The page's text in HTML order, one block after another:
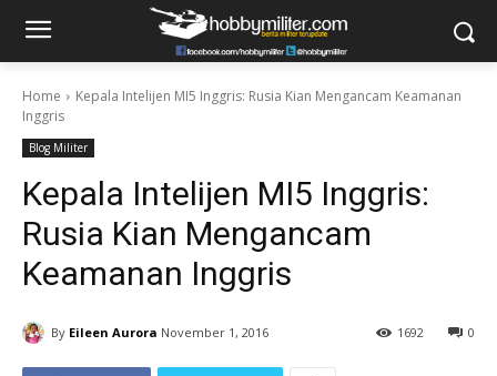
Home
Kepala Intelijen MI5 Inggris: Rusia Kian Mengancam Keamanan
Inggris
Blog Militer
Kepala Intelijen MI5 Inggris:
Rusia Kian Mengancam
Keamanan Inggris
By Eileen Aurora November 1, 2016 0
1692